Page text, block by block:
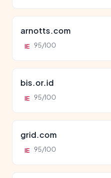
arnotts.com
IE 95/100
bis.or.id
IE 95/100
grid.com
IE 95/100